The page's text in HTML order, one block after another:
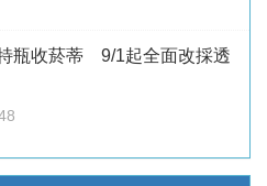
瓶收菸蒂 9/1起全面改採透